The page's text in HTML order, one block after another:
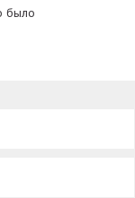
было